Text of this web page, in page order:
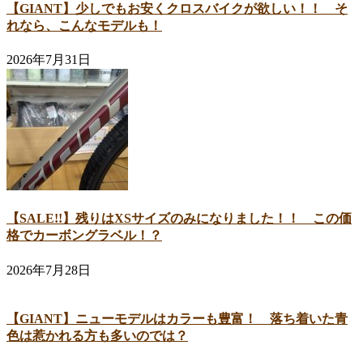
【GIANT】少しでもお安くクロスバイクが欲しい！！ そ
れなら、こんなモデルも！
2026年7月31日
【SALE!!】残りはXSサイズのみになりました！！ この価
格でカーボングラベル！？
2026年7月28日
【GIANT】ニューモデルはカラーも豊富！ 落ち着いた青
色は惹かれる方も多いのでは？